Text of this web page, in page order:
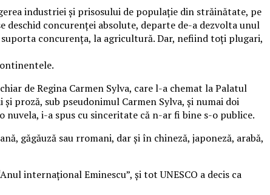
industriei şi prisosului de populaţie din străinătate, pe
deschid concurenţei absolute, departe de-a dezvolta unul
suporta concurenţa, la agricultură. Dar, nefiind toţi plugari,
de Regina Carmen Sylva, care l-a chemat la Palatul
proză, sub pseudonimul Carmen Sylva, şi numai doi
nuvela, i-a spus cu sinceritate că n-ar fi bine s-o publice.
găgăuză sau rromani, dar şi în chineză, japoneză, arabă,
internaţional Eminescu”, şi tot UNESCO a decis ca